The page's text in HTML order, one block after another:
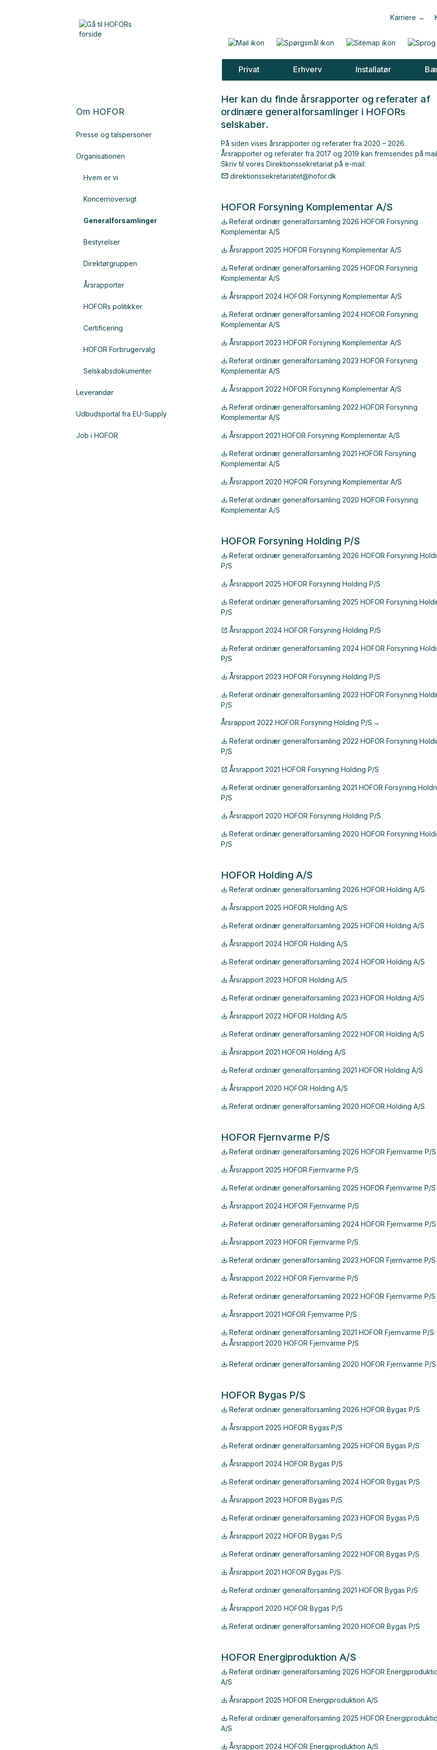
Karriere
Privat Erhverv Installatør
Her kan du finde årsrapporter og referater af
ordinære generalforsamlinger i HOFORs
selskaber.
På siden vises årsrapporter og referater fra 2020 – 2026.
Årsrapporter og referater fra 2017 og 2019 kan fremsendes på
Skriv til vores Direktionssekretariat på e-mail:
direktionssekretariatet@hofor.dk
HOFOR Forsyning Komplementar A/S
Referat ordinær generalforsamling 2026 HOFOR Forsyning
Komplementar A/S
Årsrapport 2025 HOFOR Forsyning Komplementar A/S
Referat ordinær generalforsamling 2025 HOFOR Forsyning
Komplementar A/S
Årsrapport 2024 HOFOR Forsyning Komplementar A/S
Referat ordinær generalforsamling 2024 HOFOR Forsyning
Komplementar A/S
Årsrapport 2023 HOFOR Forsyning Komplementar A/S
Referat ordinær generalforsamling 2023 HOFOR Forsyning
Komplementar A/S
Årsrapport 2022 HOFOR Forsyning Komplementar A/S
Referat ordinær generalforsamling 2022 HOFOR Forsyning
Komplementar A/S
Årsrapport 2021 HOFOR Forsyning Komplementar A/S
Referat ordinær generalforsamling 2021 HOFOR Forsyning
Komplementar A/S
Årsrapport 2020 HOFOR Forsyning Komplementar A/S
Referat ordinær generalforsamling 2020 HOFOR Forsyning
Komplementar A/S
HOFOR Forsyning Holding P/S
Referat ordinær generalforsamling 2026 HOFOR Forsyning
P/S
Årsrapport 2025 HOFOR Forsyning Holding P/S
Referat ordinær generalforsamling 2025 HOFOR Forsyning
P/S
Årsrapport 2024 HOFOR Forsyning Holding P/S
Referat ordinær generalforsamling 2024 HOFOR Forsyning
P/S
Årsrapport 2023 HOFOR Forsyning Holding P/S
Referat ordinær generalforsamling 2023 HOFOR Forsyning
P/S
Årsrapport 2022 HOFOR Forsyning Holding P/S
Referat ordinær generalforsamling 2022 HOFOR Forsyning
P/S
Årsrapport 2021 HOFOR Forsyning Holding P/S
Referat ordinær generalforsamling 2021 HOFOR Forsyning
P/S
Årsrapport 2020 HOFOR Forsyning Holding P/S
Referat ordinær generalforsamling 2020 HOFOR Forsyning
P/S
HOFOR Holding A/S
Referat ordinær generalforsamling 2026 HOFOR Holding A/S
Årsrapport 2025 HOFOR Holding A/S
Referat ordinær generalforsamling 2025 HOFOR Holding A/S
Årsrapport 2024 HOFOR Holding A/S
Referat ordinær generalforsamling 2024 HOFOR Holding A/S
Årsrapport 2023 HOFOR Holding A/S
Referat ordinær generalforsamling 2023 HOFOR Holding A/S
Årsrapport 2022 HOFOR Holding A/S
Referat ordinær generalforsamling 2022 HOFOR Holding A/S
Årsrapport 2021 HOFOR Holding A/S
Referat ordinær generalforsamling 2021 HOFOR Holding A/S
Årsrapport 2020 HOFOR Holding A/S
Referat ordinær generalforsamling 2020 HOFOR Holding A/S
HOFOR Fjernvarme P/S
Referat ordinær generalforsamling 2026 HOFOR Fjernvarme P/S
Årsrapport 2025 HOFOR Fjernvarme P/S
Referat ordinær generalforsamling 2025 HOFOR Fjernvarme P/S
Årsrapport 2024 HOFOR Fjernvarme P/S
Referat ordinær generalforsamling 2024 HOFOR Fjernvarme P/S
Årsrapport 2023 HOFOR Fjernvarme P/S
Referat ordinær generalforsamling 2023 HOFOR Fjernvarme P/S
Årsrapport 2022 HOFOR Fjernvarme P/S
Referat ordinær generalforsamling 2022 HOFOR Fjernvarme P/S
Årsrapport 2021 HOFOR Fjernvarme P/S
Referat ordinær generalforsamling 2021 HOFOR Fjernvarme P/S:
Årsrapport 2020 HOFOR Fjernvarme P/S
Referat ordinær generalforsamling 2020 HOFOR Fjernvarme P/S
HOFOR Bygas P/S
Referat ordinær generalforsamling 2026 HOFOR Bygas P/S
Årsrapport 2025 HOFOR Bygas P/S
Referat ordinær generalforsamling 2025 HOFOR Bygas P/S
Årsrapport 2024 HOFOR Bygas P/S
Referat ordinær generalforsamling 2024 HOFOR Bygas P/S
Årsrapport 2023 HOFOR Bygas P/S
Referat ordinær generalforsamling 2023 HOFOR Bygas P/S
Årsrapport 2022 HOFOR Bygas P/S
Referat ordinær generalforsamling 2022 HOFOR Bygas P/S
Årsrapport 2021 HOFOR Bygas P/S
Referat ordinær generalforsamling 2021 HOFOR Bygas P/S
Årsrapport 2020 HOFOR Bygas P/S
Referat ordinær generalforsamling 2020 HOFOR Bygas P/S
HOFOR Energiproduktion A/S
Referat ordinær generalforsamling 2026 HOFOR
A/S
Årsrapport 2025 HOFOR Energiproduktion A/S
Referat ordinær generalforsamling 2025 HOFOR
A/S
Årsrapport 2024 HOFOR Energiproduktion A/S
Om HOFOR
Presse og talspersoner
Organisationen
Hvem er vi
Koncernoversigt
Generalforsamlinger
Bestyrelser
Direktørgruppen
Årsrapporter
HOFORs politikker
Certificering
HOFOR Forbrugervalg
Selskabsdokumenter
Leverandør
Udbudsportal fra EU-Supply
Job i HOFOR